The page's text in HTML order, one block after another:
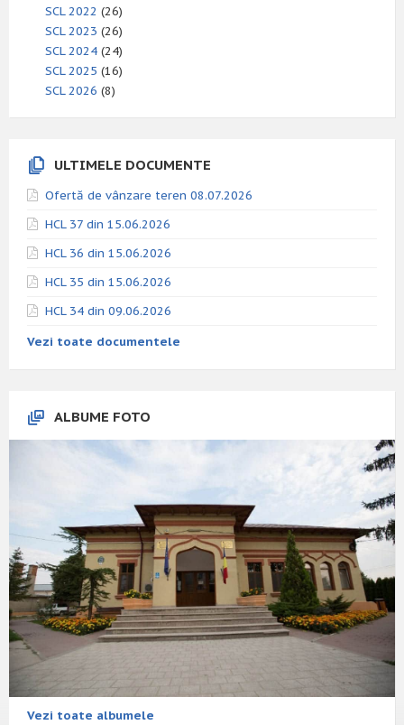
SCL 2022 (26)
SCL 2023 (26)
SCL 2024 (24)
SCL 2025 (16)
SCL 2026 (8)
ULTIMELE DOCUMENTE
Ofertă de vânzare teren 08.07.2026
HCL 37 din 15.06.2026
HCL 36 din 15.06.2026
HCL 35 din 15.06.2026
HCL 34 din 09.06.2026
Vezi toate documentele
ALBUME FOTO
Vezi toate albumele